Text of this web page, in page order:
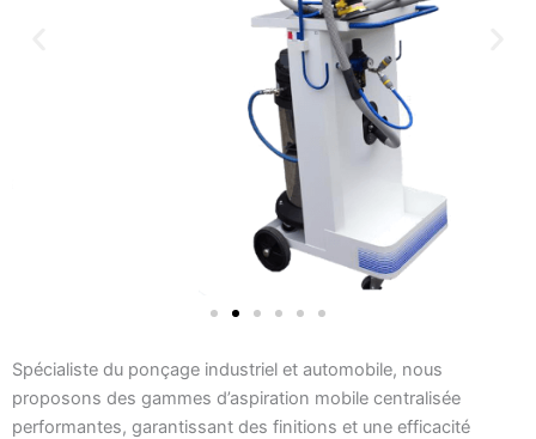
Spécialiste du ponçage industriel et automobile, nous
proposons des gammes d’aspiration mobile centralisée
performantes, garantissant des finitions et une efficacité